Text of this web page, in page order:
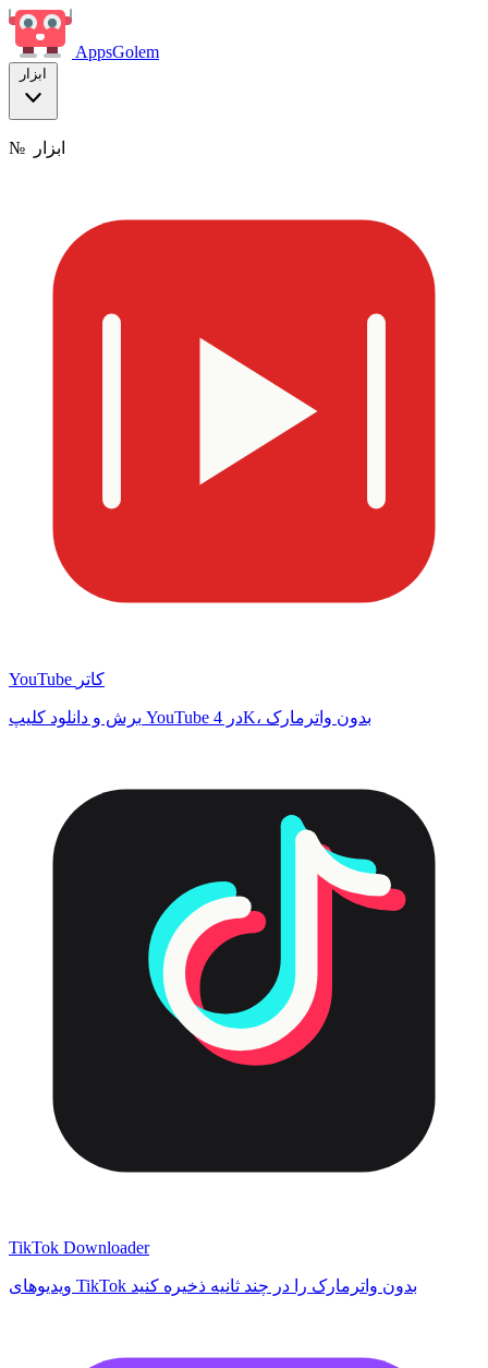
AppsGolem
ابزار
№ ابزار
YouTube کاتر
برش و دانلود کلیپ YouTube در 4K، بدون واترمارک
TikTok Downloader
ویدیوهای TikTok بدون واترمارک را در چند ثانیه ذخیره کنید